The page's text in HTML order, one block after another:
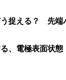
捉える？ 先端
、電極表面状